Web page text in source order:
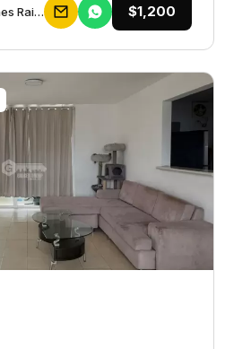
Galceb Group Bienes Raices $1,200